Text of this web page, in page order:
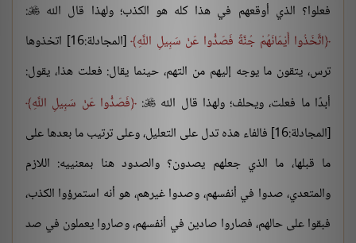
فعلوا؟ الذي أوقعهم في هذا كله هو الكذب؛ ولهذا قال الله 
:
اتَّخَذُوا أَيْمَانَهُمْ جُنَّةً فَصَدُّوا عَنْ سَبِيلِ اللَّهِ
[المجادلة:16] اتخذوها
ترس، يتقون ما يوجه إليهم من التهم، حينما يقال: فعلت هذا، يقول:
أبدًا ما فعلت، ويحلف؛ ولهذا قال الله 
: فَصَدُّوا عَنْ سَبِيلِ اللَّهِ
[المجادلة:16] فالفاء هذه تدل على التعليل، وعلى ترتيب ما بعدها على
ما قبلها، ما الذي جعلهم يصدون؟ والصدود هنا بمعنييه: اللازم
والمتعدي، صدوا في أنفسهم، وصدوا غيرهم، هو أنه استمرؤوا الكذب،
فبقوا على حالهم، فصاروا صادين في أنفسهم، وصاروا يعملون في صد